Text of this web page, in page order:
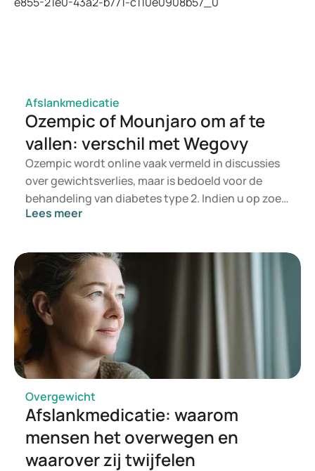
Polyendocrine Metabolic Ovarian Syndrome (PMOS) is
Polycystic Ovary Syndrome
Polyendocrine Metabolic Ovarian Syndrome: New
name to improve diagnosis and care of condition
affecting 170 million women worldwide | Endocrine
Society
Afslankmedicatie
Ozempic of Mounjaro om af te
vallen: verschil met Wegovy
Ozempic wordt online vaak vermeld in discussies
over gewichtsverlies, maar is bedoeld voor de
behandeling van diabetes type 2. Indien u op zoek
bent naar een behandeling voor
geneesmiddelen zoals Mounjaro en Wegovy in
aanmerking. Welke behandeling voor u geschikt is,
wordt door een arts beoordeeld op basis van uw
gezondheidstoestand, BMI en medicatiegebruik.
Lees meer
Overgewicht
Afslankmedicatie: waarom
mensen het overwegen en
waarover zij twijfelen